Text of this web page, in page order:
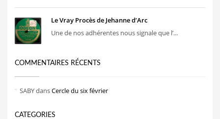
Le Vray Procès de Jehanne d’Arc
Une de nos adhérentes nous signale que l’...
COMMENTAIRES RÉCENTS
SABYdansCercle du six février
CATEGORIES